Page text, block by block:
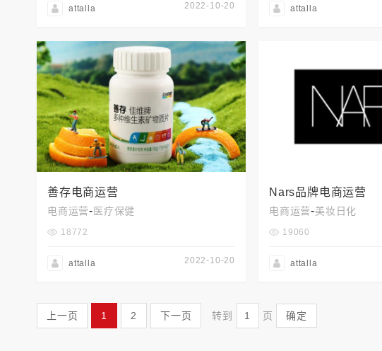
attalla 2022-10-20 attalla
善存电商运营
电商运营-医疗保健
18772
attalla 2022-10-20
Nars品牌电商运营
电商运营-美妆日化
19060
attalla
上一页 1 2 下一页 转到 页